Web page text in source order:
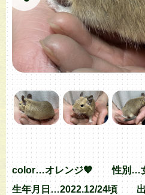
color…オレンジ🧡 性別…
生年月日…2022.12/24頃